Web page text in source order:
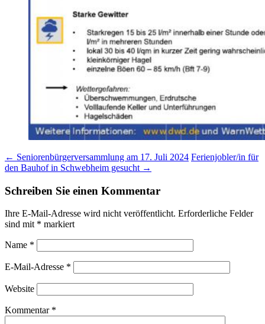
Post
navigation
← Seniorenbürgerversammlung am 17. Juli 2024 Ferienjobler/in für
den Bauhof in Schwebheim gesucht →
Schreiben Sie einen Kommentar
Ihre E-Mail-Adresse wird nicht veröffentlicht. Erforderliche Felder
sind mit * markiert
Name *
E-Mail-Adresse *
Website
Kommentar *